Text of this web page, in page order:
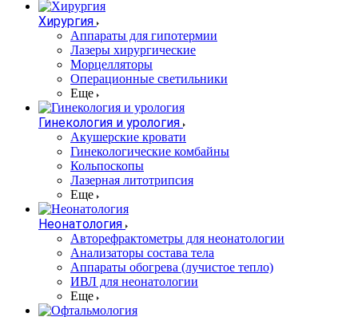
Хирургия
Аппараты для гипотермии
Лазеры хирургические
Морцелляторы
Операционные светильники
Еще
Гинекология и урология
Акушерские кровати
Гинекологические комбайны
Кольпоскопы
Лазерная литотрипсия
Еще
Неонатология
Авторефрактометры для неонатологии
Анализаторы состава тела
Аппараты обогрева (лучистое тепло)
ИВЛ для неонатологии
Еще